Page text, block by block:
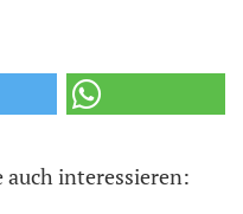
interessieren: